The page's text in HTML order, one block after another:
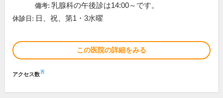
備考: 乳腺科の午後診は14:00～です。
休診日: 日、祝、第1・3水曜
この医院の詳細をみる
アクセス数※